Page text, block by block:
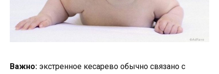
Важно: экстренное кесарево обычно связано с